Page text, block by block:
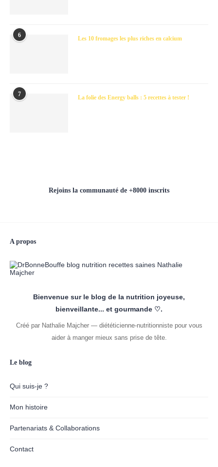
6 Les 10 fromages les plus riches en calcium
7 La folie des Energy balls : 5 recettes à tester !
Rejoins la communauté de +8000 inscrits
A propos
Bienvenue sur le blog de la nutrition joyeuse,
bienveillante... et gourmande ♡.
Créé par Nathalie Majcher — diététicienne-nutritionniste pour vous
aider à manger mieux sans prise de tête.
Le blog
Qui suis-je ?
Mon histoire
Partenariats & Collaborations
Contact